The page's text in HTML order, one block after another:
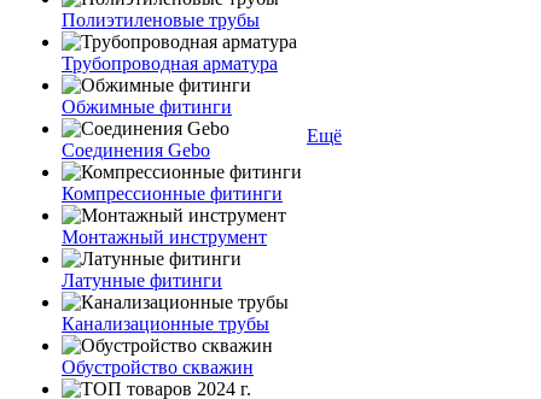
Полиэтиленовые трубы
Трубопроводная арматура
Обжимные фитинги
Соединения Gebo
Компрессионные фитинги
Монтажный инструмент
Латунные фитинги
Канализационные трубы
Обустройство скважин
Ещё